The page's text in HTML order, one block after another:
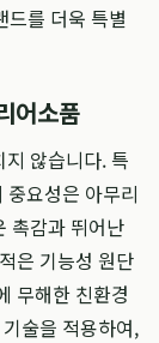
드를 더욱 특별
어소품
않습니다. 특
중요성은 아무리
촉감과 뛰어난
은 기능성 원단
무해한 친환경
술을 적용하여,